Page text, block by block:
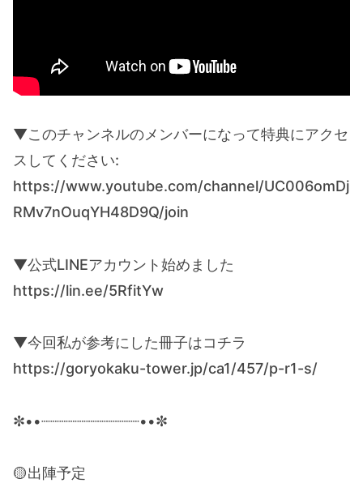
▼このチャンネルのメンバーになって特典にアクセ
スしてください:
https://www.youtube.com/channel/UC006omDj
RMv7nOuqYH48D9Q/join
▼公式LINEアカウント始めました
https://lin.ee/5RfitYw
▼今回私が参考にした冊子はコチラ
https://goryokaku-tower.jp/ca1/457/p-r1-s/
✼••┈┈┈┈┈┈┈┈┈┈┈••✼
⁡🟡出陣予定